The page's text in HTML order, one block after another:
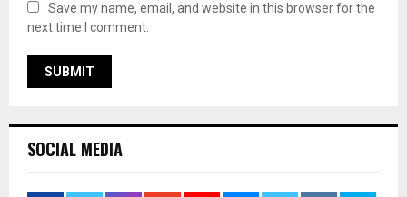
Save my name, email, and website in this browser for the
next time I comment.
SOCIAL MEDIA